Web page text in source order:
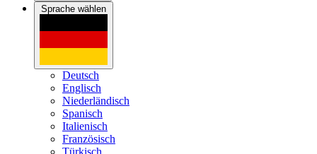
Sprache wählen
Deutsch
Englisch
Niederländisch
Spanisch
Italienisch
Französisch
Türkisch